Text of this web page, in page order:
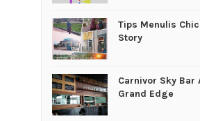
Tips Menulis
Story
Carnivor Sky Bar
Grand Edge